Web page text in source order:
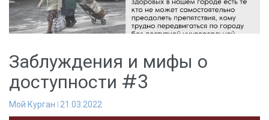
Заблуждения и мифы о
доступности #3
Мой Курган 21.03.2022